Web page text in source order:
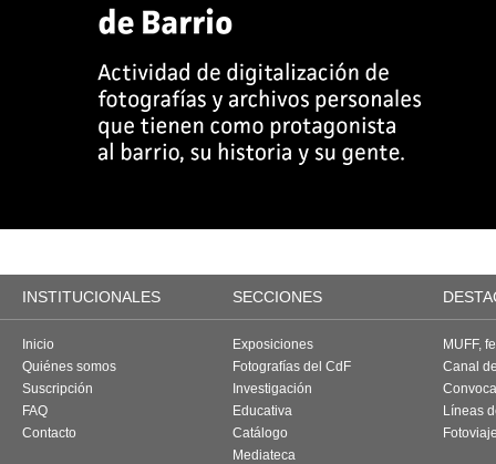
INSTITUCIONALES SECCIONES
Inicio
Quiénes somos
Suscripción
FAQ
Contacto
Exposiciones
Fotografías del CdF
Investigación
Educativa
Catálogo
Mediateca
MUFF,
Canal
Líneas